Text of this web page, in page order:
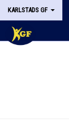
KARLSTADS GF